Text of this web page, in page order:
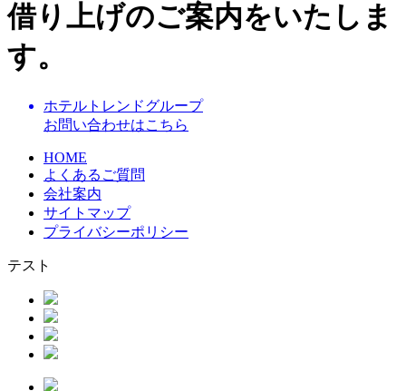
借り上げのご案内をいたしま
す。
ホテルトレンドグループ
お問い合わせはこちら
HOME
よくあるご質問
会社案内
サイトマップ
プライバシーポリシー
テスト